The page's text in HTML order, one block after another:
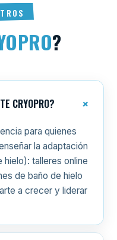
?
CRYOPRO?
para quienes
la adaptación
talleres online
de baño de hielo
a crecer y liderar